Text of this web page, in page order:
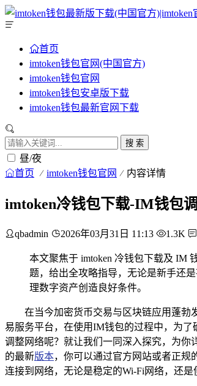
首页
imtoken钱包官网(中国官方)
imtoken钱包官网
imtoken钱包安卓版下载
imtoken钱包最新官网下载
搜 索
昼/夜
首页 imtoken钱包官网 内容详情
imtoken冷钱包下载-IM钱包
qbadmin 2026年03月31日 11:13 1.3K
本文聚焦于 imtoken 冷钱包下载及 IM
题，给出全攻略指导，无论是新手还
理数字资产创造良好条件。
在当今加密货币交易与区块链应用蓬勃
易服务平台，在使用IM钱包的过程中，为
调整网络呢？就让我们一同深入探究，为
的最新版本，你可以通过官方网站或者正规
连接到网络，无论是稳定的Wi-Fi网络，还